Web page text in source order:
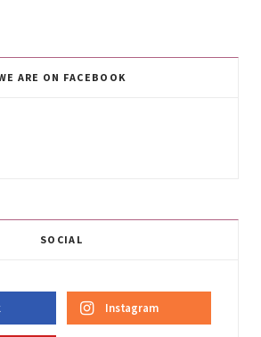
ARE ON FACEBOOK
SOCIAL
Instagram